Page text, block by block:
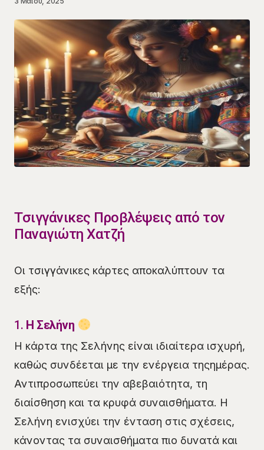
Τσιγγάνικες Προβλέψεις από τον
Παναγιώτη Χατζή
Οι τσιγγάνικες κάρτες αποκαλύπτουν τα
εξής:
1. Η Σελήνη
Η κάρτα της Σελήνης είναι ιδιαίτερα ισχυρή,
καθώς συνδέεται με την ενέργεια τηςημέρας.
Αντιπροσωπεύει την αβεβαιότητα, τη
διαίσθηση και τα κρυφά συναισθήματα. Η
Σελήνη ενισχύει την ένταση στις σχέσεις,
κάνοντας τα συναισθήματα πιο δυνατά και